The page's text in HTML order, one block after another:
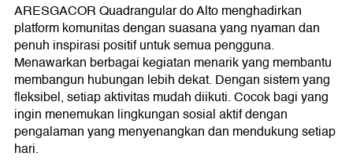
ARESGACOR Quadrangular do Alto menghadirkan
platform komunitas dengan suasana yang nyaman dan
penuh inspirasi positif untuk semua pengguna.
Menawarkan berbagai kegiatan menarik yang membantu
membangun hubungan lebih dekat. Dengan sistem yang
fleksibel, setiap aktivitas mudah diikuti. Cocok bagi yang
ingin menemukan lingkungan sosial aktif dengan
pengalaman yang menyenangkan dan mendukung setiap
hari.